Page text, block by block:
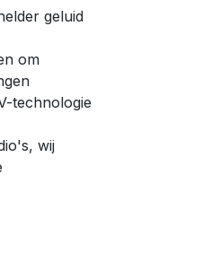
geluid
om
technologie
wij